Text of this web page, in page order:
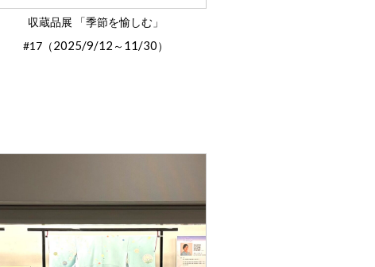
収蔵品展 「季節を愉しむ」
#17（2025/9/12 ～ 11/30）